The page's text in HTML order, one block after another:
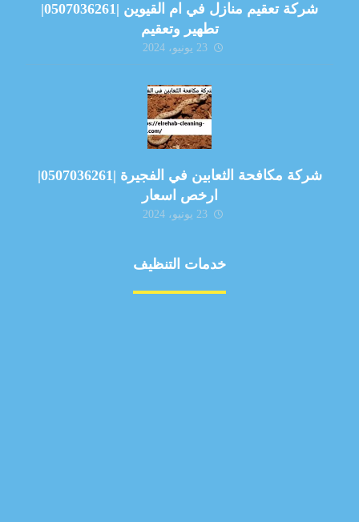
شركة تعقيم منازل في ام القيوين |0507036261|
تطهير وتعقيم
23 يونيو، 2024
شركة مكافحة الثعابين في الفجيرة |0507036261|
ارخص اسعار
23 يونيو، 2024
خدمات التنظيف